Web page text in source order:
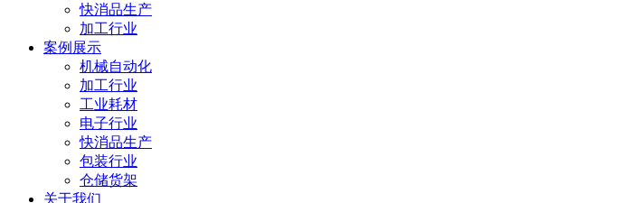
快消品生产
加工行业
案例展示
机械自动化
加工行业
工业耗材
电子行业
快消品生产
包装行业
仓储货架
关于我们